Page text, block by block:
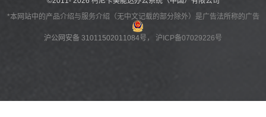
*本网站中的产品介绍与服务介绍（无中文记载的部分除外）是广告法所称的广告
沪公网安备 31011502011084号 ， 沪ICP备07029226号